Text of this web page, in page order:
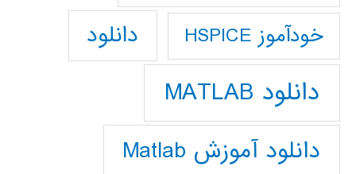
خودآموز HSPICE دانلود
دانلود MATLAB
دانلود آموزش Matlab